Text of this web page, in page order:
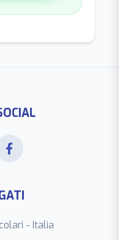
- Italia